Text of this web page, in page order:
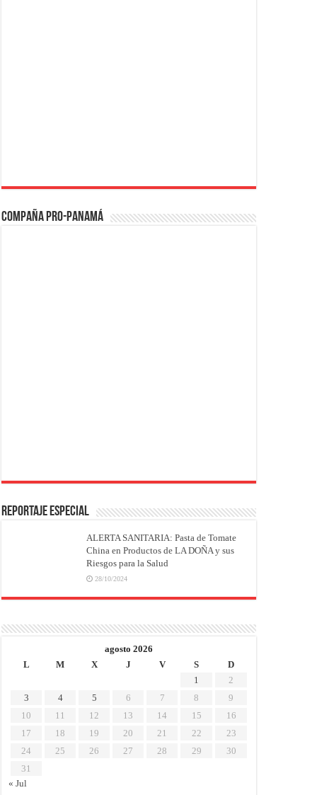
Compaña PRO-Panamá
REPORTAJE ESPECIAL
ALERTA SANITARIA: Pasta de Tomate
China en Productos de LA DOÑA y sus
Riesgos para la Salud
28/10/2024
agosto 2026
L
M X J V S
D
1
2
3
4 5 6 7 8
9
10
11 12 13 14 15
16
17
18 19 20 21 22
23
24
25 26 27 28 29
30
31
« Jul